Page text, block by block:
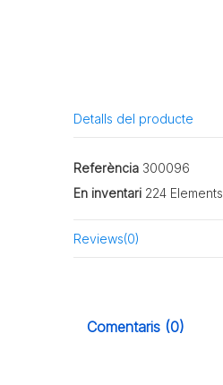
Detalls del producte
Referència 300096
En inventari 224 Elements
Reviews(0)
Comentaris (0)